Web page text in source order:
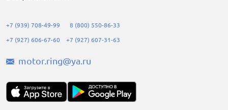
+7 (939) 708-49-99
+7 (927) 606-67-60
8 (800) 550-86-33
+7 (927) 607-31-63
motor.ring@ya.ru